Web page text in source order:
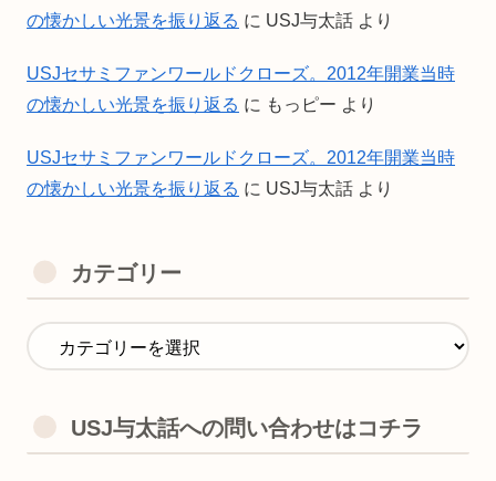
の懐かしい光景を振り返る に USJ与太話 より
USJセサミファンワールドクローズ。2012年開業当時
の懐かしい光景を振り返る に もっピー より
USJセサミファンワールドクローズ。2012年開業当時
の懐かしい光景を振り返る に USJ与太話 より
カテゴリー
USJ与太話への問い合わせはコチラ